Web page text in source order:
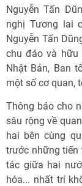
Nguyễn Tấn
nghị Tương lai
Nguyễn Tấn
chu đáo và hữu
Nhật Bản, Ban
một số cơ quan,
Thông báo cho
sâu rộng về
hai bên cùng
trước những tiến
tác giữa hai
hóa... nhất trí